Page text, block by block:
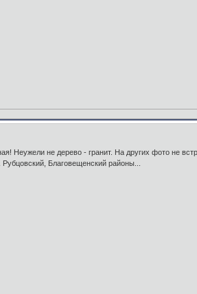
Неужели не дерево - гранит. На других фото не
Благовещенский районы...